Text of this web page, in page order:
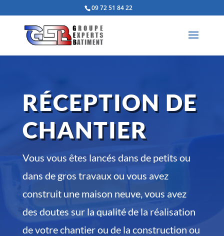
09 72 51 84 22
RÉCEPTION DE
CHANTIER
Vous vous êtes lancés dans de petits ou
dans de gros travaux ou vous avez
construit une maison neuve, vous avez
des doutes sur la qualité de la réalisation
de votre chantier ou de la construction ou